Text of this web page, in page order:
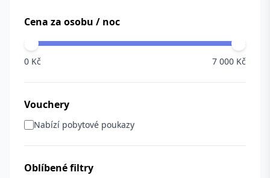
Cena za osobu / noc
0 Kč 7 000 Kč
Vouchery
Nabízí pobytové poukazy
Oblíbené filtry